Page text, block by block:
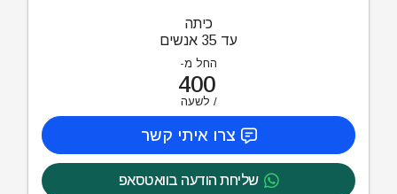
כיתה
עד 35 אנשים
החל מ-
400
לשעה
צרו איתי קשר
שליחת הודעה בוואטסאפ